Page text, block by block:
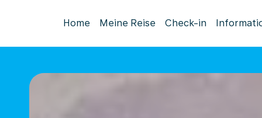
Home Meine Reise Check-in